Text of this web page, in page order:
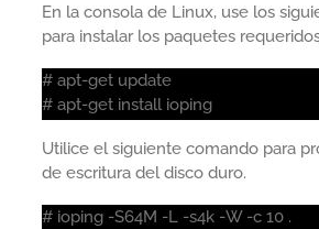
En la consola de Linux, use los
para instalar los paquetes
# apt-get update
# apt-get install ioping
Utilice el siguiente comando para
de escritura del disco duro.
# ioping -S64M -L -s4k -W -c 10 .